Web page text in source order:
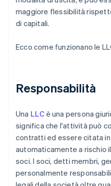
maggiore flessibilità
di capitali.
Ecco come funzionano le
Responsabilità
Una LLC è una persona
significa che l'attività può
contratti ed essere citata
automaticamente a rischio
soci. I soci, detti membri,
personalmente